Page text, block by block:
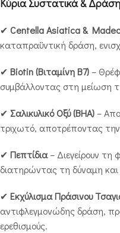
Κύρια Συστατικά & Δράση
✔ Centella Asiatica &
καταπραϋντική δράση,
✔ Biotin (Βιταμίνη Β7) –
συμβάλλοντας στη μείωση
✔ Σαλικυλικό Οξύ (BHA) –
τριχωτό, αποτρέποντας
✔ Πεπτίδια– Διεγείρουν τη
διατηρώντας τη δύναμη
✔ Εκχύλισμα Πράσινου
αντιφλεγμονώδης δράση,
ερεθισμούς.